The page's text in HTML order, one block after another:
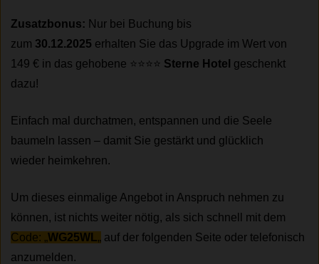
Zusatzbonus: Nur bei Buchung bis
zum 30.12.2025 erhalten Sie das Upgrade im Wert von
149 € in das gehobene ⭐⭐⭐⭐ Sterne Hotel geschenkt
dazu!
Einfach mal durchatmen, entspannen und die Seele
baumeln lassen – damit Sie gestärkt und glücklich
wieder heimkehren.
Um dieses einmalige Angebot in Anspruch nehmen zu
können, ist nichts weiter nötig, als sich schnell mit dem
Code: „WG25WL„ auf der folgenden Seite oder telefonisch
anzumelden.